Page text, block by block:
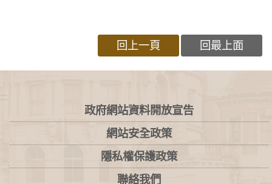
回上一頁 回最上面
:::
政府網站資料開放宣告
網站安全政策
隱私權保護政策
聯絡我們